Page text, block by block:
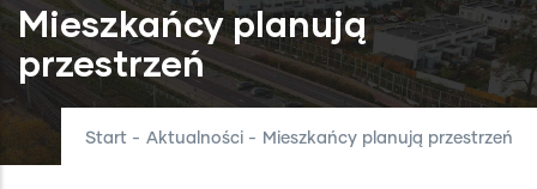
Mieszkańcy planują
przestrzeń
Start - Aktualności - Mieszkańcy planują przestrzeń